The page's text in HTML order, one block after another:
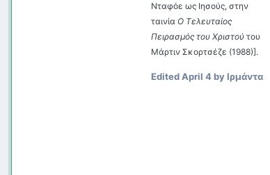
Νταφόε ως Ιησούς, στην
ταινία Ο Τελευταίος
Πειρασμός του Χριστού του
Μάρτιν Σκορτσέζε (1988)].
EditedApril 4by Ιρμάντα